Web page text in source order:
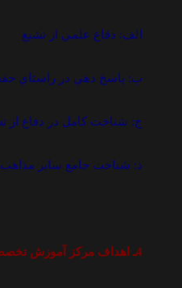
الف: دفاع علمي از تشيع
ب: پاسخ دهي در راستاي
ج: شناخت کامل در دفاع از
د: شناخت جامع ساير
4ـ اهداف مرکز آموزش تخصصي شيعه شناسي حوزه علميه قم